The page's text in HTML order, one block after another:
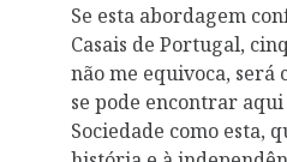
Se esta abordagem
Casais de Portugal,
não me equivoca, será
se pode encontrar
Sociedade como esta,